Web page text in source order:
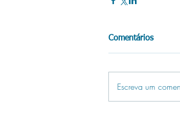
Comentários
Escreva um